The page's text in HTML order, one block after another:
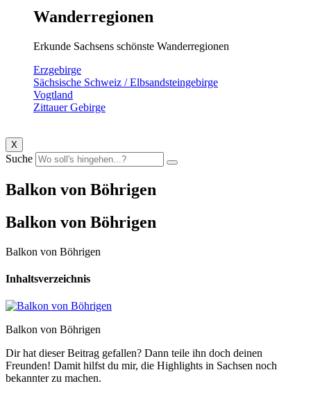
Wanderregionen
Erkunde Sachsens schönste Wanderregionen
Erzgebirge
Sächsische Schweiz / Elbsandsteingebirge
Vogtland
Zittauer Gebirge
X
Suche
Balkon von Böhrigen
Balkon von Böhrigen
Balkon von Böhrigen
Inhaltsverzeichnis
Balkon von Böhrigen
Dir hat dieser Beitrag gefallen? Dann teile ihn doch deinen
Freunden! Damit hilfst du mir, die Highlights in Sachsen noch
bekannter zu machen.